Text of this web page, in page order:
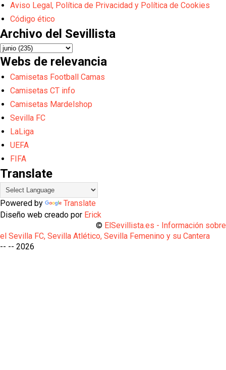
Aviso Legal, Política de Privacidad y Política de Cookies
Código ético
Archivo del Sevillista
Webs de relevancia
Camisetas Football Camas
Camisetas CT info
Camisetas Mardelshop
Sevilla FC
LaLiga
UEFA
FIFA
Translate
Powered by
Translate
Diseño web creado por Erick
© ElSevillista.es - Información sobre
el Sevilla FC, Sevilla Atlético, Sevilla Femenino y su Cantera
-- -- 2026